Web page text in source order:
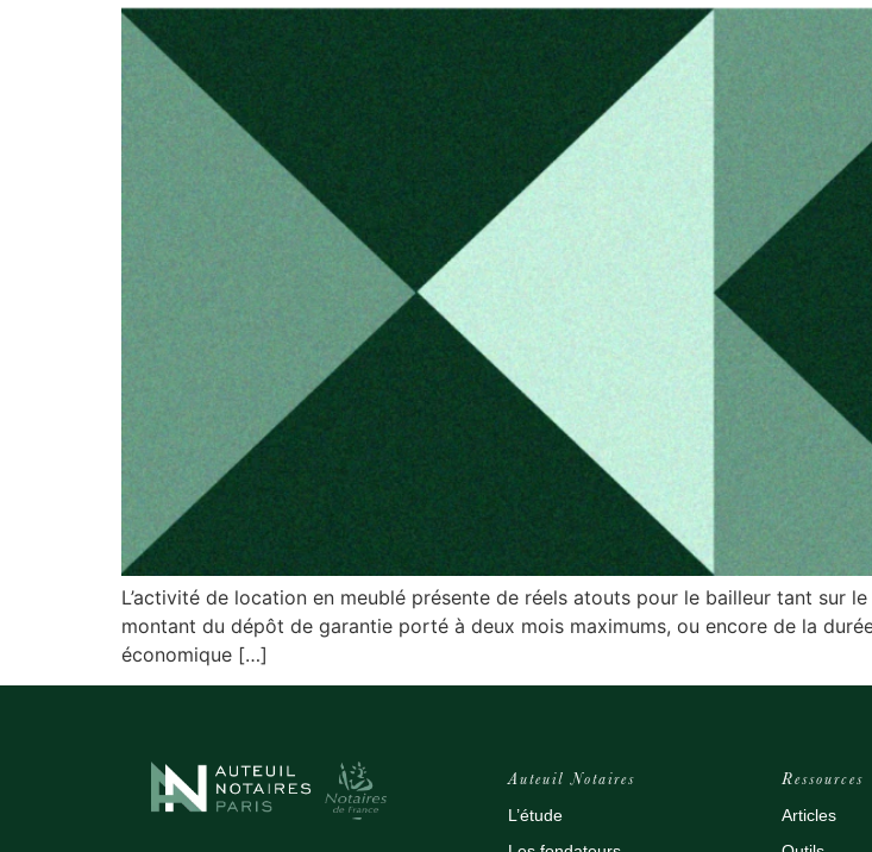
L’activité de location en meublé présente de réels atouts pour le bailleur tant sur
montant du dépôt de garantie porté à deux mois maximums, ou encore de la
économique […]
Auteuil Notaires
L’étude
Ressources
Articles